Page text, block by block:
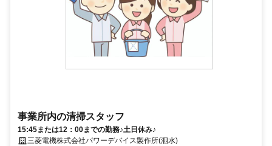
事業所内の清掃スタッフ
15:45または12：00までの勤務♪土日休み♪
三菱電機株式会社パワーデバイス製作所(泗水)